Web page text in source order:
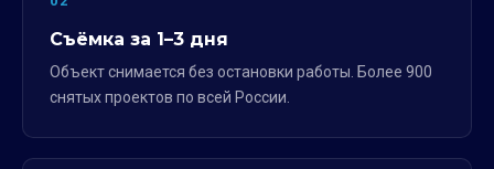
Съёмка за 1–3 дня
Объект снимается без остановки работы. Более 900
снятых проектов по всей России.